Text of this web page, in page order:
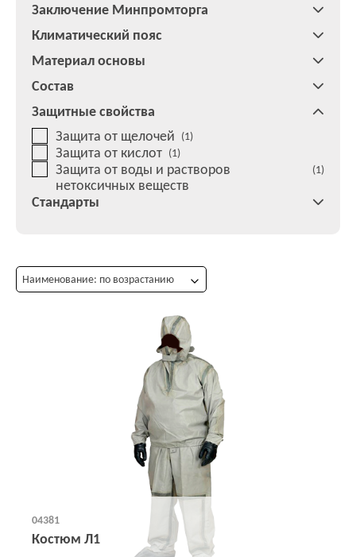
Заключение Минпромторга
Климатический пояс
Материал основы
Состав
Защитные свойства
Защита от щелочей (1)
Защита от кислот (1)
Защита от воды и растворов
нетоксичных веществ
(1)
Стандарты
Наименование: по возрастанию
04381
Костюм Л1